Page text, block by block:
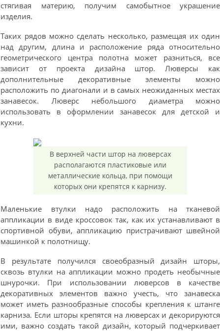
стягивая материю, получим самобытное украшение
изделия.
Таких рядов можно сделать несколько, размещая их один
над другим, длина и расположение ряда относительно
геометрического центра полотна может разниться, все
зависит от проекта дизайна штор. Люверсы как
дополнительные декоративные элементы можно
расположить по диагонали и в самых неожиданных местах
занавесок. Люверс небольшого диаметра можно
использовать в оформлении занавесок для детской и
кухни.
В верхней части штор на люверсах
располагаются пластиковые или
металлические кольца, при помощи
которых они крепятся к карнизу.
Маленькие втулки надо расположить на тканевой
аппликации в виде кроссовок так, как их устанавливают в
спортивной обуви, аппликацию пристрачивают швейной
машинкой к полотнищу.
В результате получился своеобразный дизайн шторы,
сквозь втулки на аппликации можно продеть необычные
шнурочки. При использовании люверсов в качестве
декоративных элементов важно учесть, что занавеска
может иметь разнообразные способы крепления к штанге
карниза. Если шторы крепятся на люверсах и декорируются
ими, важно создать такой дизайн, который подчеркивает